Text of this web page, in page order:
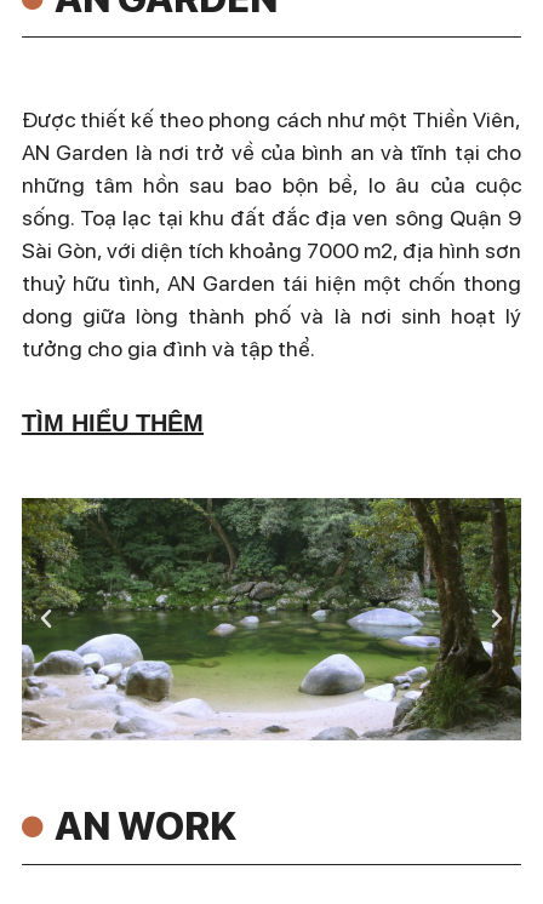
Được thiết kế theo phong cách như một Thiền Viên,
AN Garden là nơi trở về của bình an và tĩnh tại cho
những tâm hồn sau bao bộn bề, lo âu của cuộc
sống. Toạ lạc tại khu đất đắc địa ven sông Quận 9
Sài Gòn, với diện tích khoảng 7000 m2, địa hình sơn
thuỷ hữu tình, AN Garden tái hiện một chốn thong
dong giữa lòng thành phố và là nơi sinh hoạt lý
tưởng cho gia đình và tập thể.
TÌM HIỂU THÊM
AN WORK